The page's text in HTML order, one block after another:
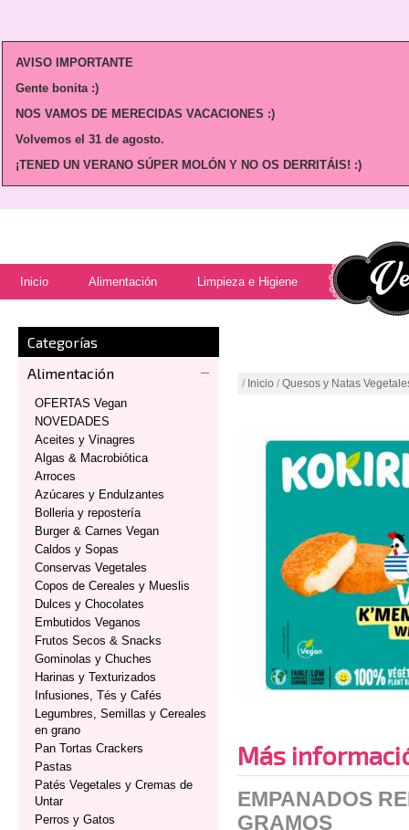
AVISO IMPORTANTE
Gente bonita :)
NOS VAMOS DE MERECIDAS VACACIONES :)
Volvemos el 31 de agosto.
¡TENED UN VERANO SÚPER MOLÓN Y NO OS DERRITÁIS! :)
Inicio Alimentación Limpieza e Higiene
Categorías
Alimentación
OFERTAS Vegan
NOVEDADES
Aceites y Vinagres
Algas & Macrobiótica
Arroces
Azúcares y Endulzantes
Bolleria y repostería
Burger & Carnes Vegan
Caldos y Sopas
Conservas Vegetales
Copos de Cereales y Mueslis
Dulces y Chocolates
Embutidos Veganos
Frutos Secos & Snacks
Gominolas y Chuches
Harinas y Texturizados
Infusiones, Tés y Cafés
Legumbres, Semillas y Cereales
en grano
Pan Tortas Crackers
Pastas
Patés Vegetales y Cremas de
Untar
Perros y Gatos
/ Inicio / Quesos y Natas
Más
EMPANADOS
GRAMOS